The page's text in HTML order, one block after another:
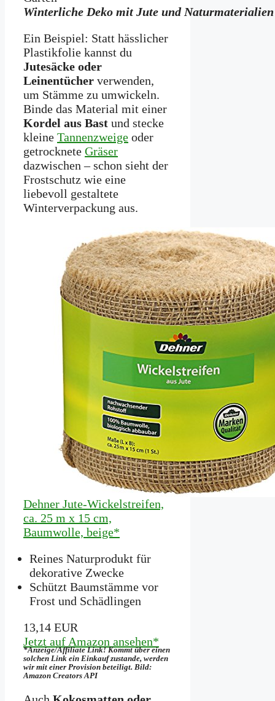
Winterliche Deko mit Jute und
Ein Beispiel: Statt hässlicher
Plastikfolie kannst du
Jutesäcke oder
Leinentücher verwenden,
um Stämme zu umwickeln.
Binde das Material mit einer
Kordel aus Bast und stecke
kleine Tannenzweige oder
getrocknete Gräser
dazwischen – schon sieht der
Frostschutz wie eine
liebevoll gestaltete
Winterverpackung aus.
Dehner Jute-Wickelstreifen,
ca. 25 m x 15 cm,
Baumwolle, beige*
Reines Naturprodukt für
dekorative Zwecke
Schützt Baumstämme vor
Frost und Schädlingen
13,14 EUR
Jetzt auf Amazon ansehen*
*Anzeige/Affiliate Link! Kommt über einen
solchen Link ein Einkauf zustande, werden
wir mit­ einer Provision beteiligt. Bild:
Amazon Creators API